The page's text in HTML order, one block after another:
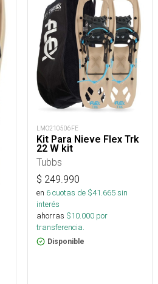
LMO210506FE
Kit Para Nieve Flex Trk
22 W kit
Tubbs
$ 249.990
en 6cuotas de $41.665sin
interés
ahorras $10.000 por
transferencia.
Disponible